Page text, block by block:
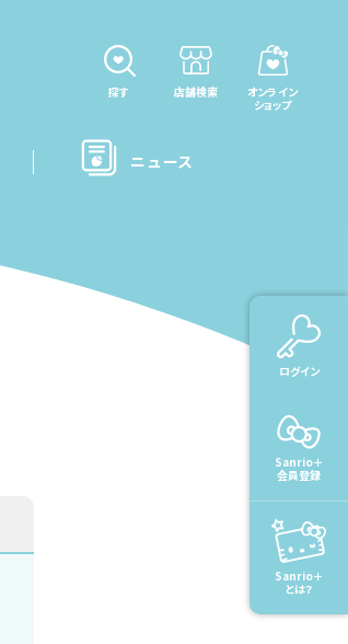
ログイン
Sanrio＋
会員登録
Sanrio＋
とは？
探す 店舗検索
オンライン
ショップ
ニュース